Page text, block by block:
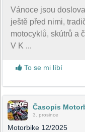
Vánoce jsou
ještě před nimi,
motocyklů, skútrů a
V K ...
To se mi líbí
Časopis
3. prosince
Motorbike 12/2025